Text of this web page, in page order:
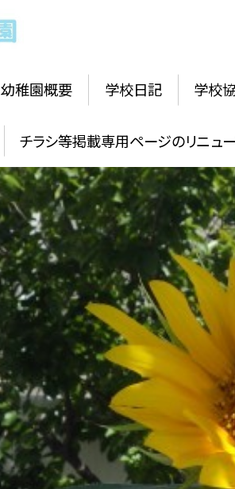
幼稚園概要 学校日記 学校
チラシ等掲載専用ページのリニュ